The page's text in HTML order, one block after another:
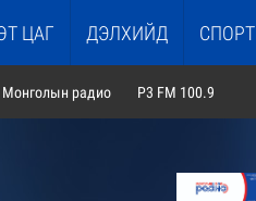
ЦАГ ДЭЛХИЙД СПОРТ
Монголын радио P3 FM 100.9